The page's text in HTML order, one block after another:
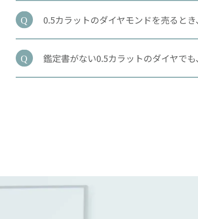
0.5カラットのダイヤモンドを売ると
鑑定書がない0.5カラットのダイヤで